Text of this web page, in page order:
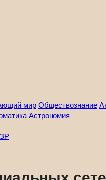
мир Обществознание
Астрономия